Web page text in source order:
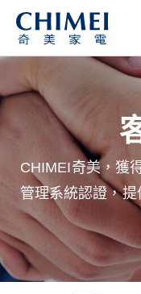
CHIMEI奇美，獲
管理系統認證，